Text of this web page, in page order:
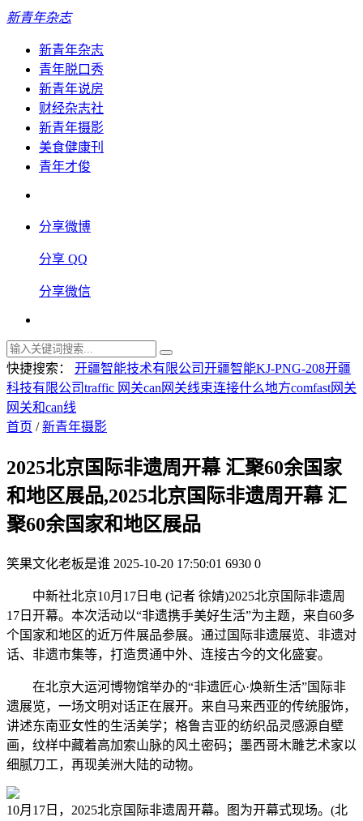
新青年杂志
新青年杂志
青年脱口秀
新青年说房
财经杂志社
新青年摄影
美食健康刊
青年才俊
分享微博
分享 QQ
分享微信
快捷搜索： 开疆智能技术有限公司开疆智能KJ-PNG-208开疆
科技有限公司traffic 网关can网关线束连接什么地方comfast网关
网关和can线
首页 /新青年摄影
2025北京国际非遗周开幕 汇聚60余国家
和地区展品,2025北京国际非遗周开幕 汇
聚60余国家和地区展品
笑果文化老板是谁 2025-10-20 17:50:01 6930 0
中新社北京10月17日电 (记者 徐婧)2025北京国际非遗周
17日开幕。本次活动以“非遗携手美好生活”为主题，来自60多
个国家和地区的近万件展品参展。通过国际非遗展览、非遗对
话、非遗市集等，打造贯通中外、连接古今的文化盛宴。
在北京大运河博物馆举办的“非遗匠心·焕新生活”国际非
遗展览，一场文明对话正在展开。来自马来西亚的传统服饰，
讲述东南亚女性的生活美学；格鲁吉亚的纺织品灵感源自壁
画，纹样中藏着高加索山脉的风土密码；墨西哥木雕艺术家以
细腻刀工，再现美洲大陆的动物。
10月17日，2025北京国际非遗周开幕。图为开幕式现场。(北